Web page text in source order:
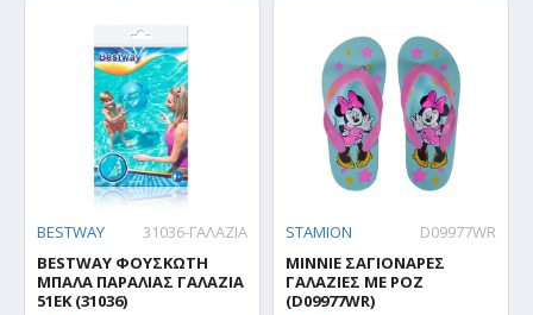
BESTWAY
31036-ΓΑΛΑΖΙΑ
BESTWAY ΦΟΥΣΚΩΤΗ
ΜΠΑΛΑ ΠΑΡΑΛΙΑΣ ΓΑΛΑΖΙΑ
51ΕΚ (31036)
STAMION
D09977WR
MINNIE ΣΑΓΙΟΝΑΡΕΣ
ΓΑΛΑΖΙΕΣ ΜΕ ΡΟΖ
(D09977WR)